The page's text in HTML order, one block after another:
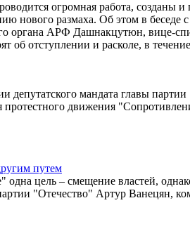
огромная работа, созданы
нового размаха. Об этом в беседе
органа АРФ Дашнакцутюн, вице-
об отступлении и расколе, в
депутатского мандата главы
протестного движения
путем
цель – смещение властей,
"Отечество" Артур Ванецян,